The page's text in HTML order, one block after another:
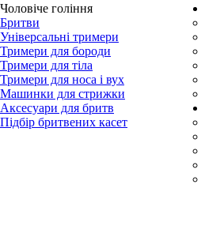
Чоловіче гоління
Бритви
Універсальні тримери
Тримери для бороди
Тримери для тіла
Тримери для носа і вух
Машинки для стрижки
Аксесуари для бритв
Підбір бритвених касет